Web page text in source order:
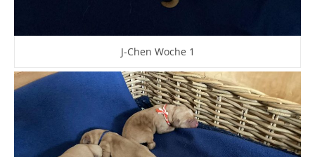
J-Chen Woche 1